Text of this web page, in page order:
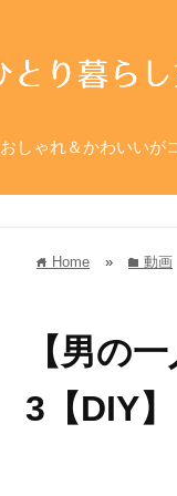
おしゃれ＆かわいいが
home Home » folder 動画
【男の
3【DIY】